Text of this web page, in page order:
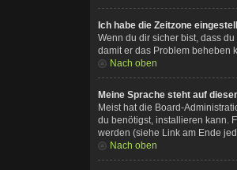
Ich habe die Zeitzone
Wenn du dir sicher bist, dass
damit er das Problem beheben
Nach oben
Meine Sprache steht auf
Meist hat die Board-
du benötigst, installieren kann.
werden (siehe Link am Ende
Nach oben